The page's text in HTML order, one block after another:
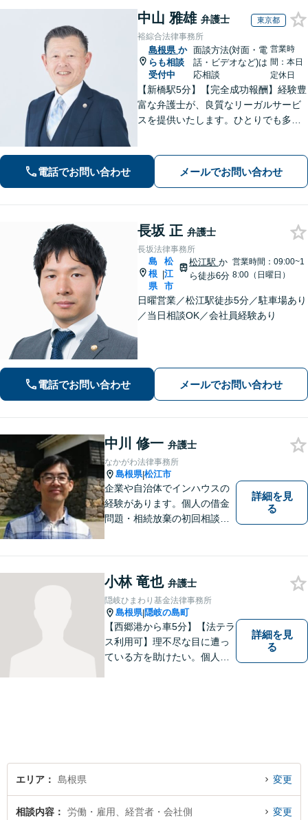
中山 雅雄 弁護士 東京都
裕綜合法律事務所
島根県 か
らも相談
受付中
面談方法(対面・電
話・ビデオなど)は
応相談
営業時
間：本日
定休日
【新橋駅5分】【完全成功報酬】経験豊
富な弁護士が、良質なリーガルサービ
スを提供いたします。ひとりでも多く
す。お困りの際は、ぜひご相談くださ
い。【弁護士歴20年以上】
電話でお問い合わせ メールでお問い合わせ
長坂 正 弁護士
長坂法律事務所
島
根
県
|
松
江
市
松江駅 か
ら徒歩6分
営業時間：09:00~1
8:00（日曜日）
日曜営業／松江駅徒歩5分／駐車場あり
／当日相談OK／会社員経験あり
電話でお問い合わせ メールでお問い合わせ
中川 修一 弁護士
なかがわ法律事務所
島根県|松江市
企業や自治体でインハウスの
経験があります。個人の借金
問題・相続放棄の初回相談
詳細を見
る
小林 竜也 弁護士
隠岐ひまわり基金法律事務所
島根県|隠岐の島町
【西郷港から車5分】【法テラ
ス利用可】理不尽な目に遭っ
ている方を助けたい。個人・
詳細を見
る
エリア 島根県 変更
相談内容 労働・雇用、経営者・会社側 変更